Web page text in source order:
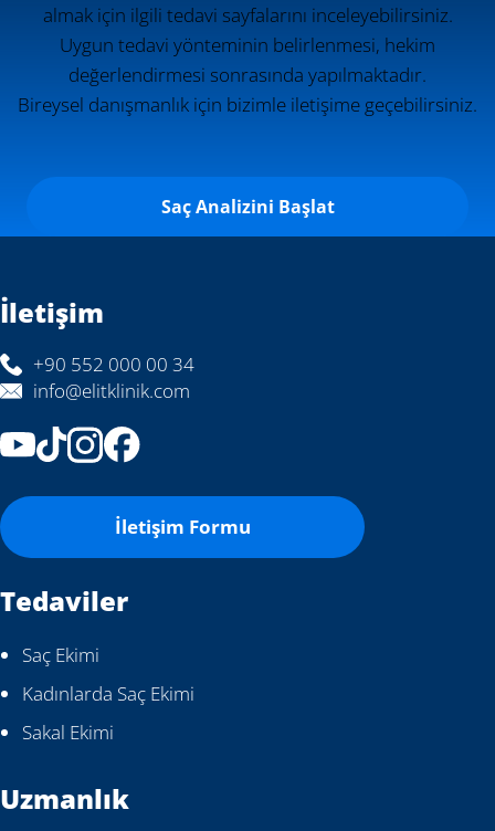
almak için ilgili tedavi sayfalarını inceleyebilirsiniz.
Uygun tedavi yönteminin belirlenmesi, hekim
değerlendirmesi sonrasında yapılmaktadır.
Bireysel danışmanlık için bizimle iletişime geçebilirsiniz.
Saç Analizini Başlat
İletişim
+90 552 000 00 34
info@elitklinik.com
İletişim Formu
Tedaviler
Saç Ekimi
Kadınlarda Saç Ekimi
Sakal Ekimi
Uzmanlık